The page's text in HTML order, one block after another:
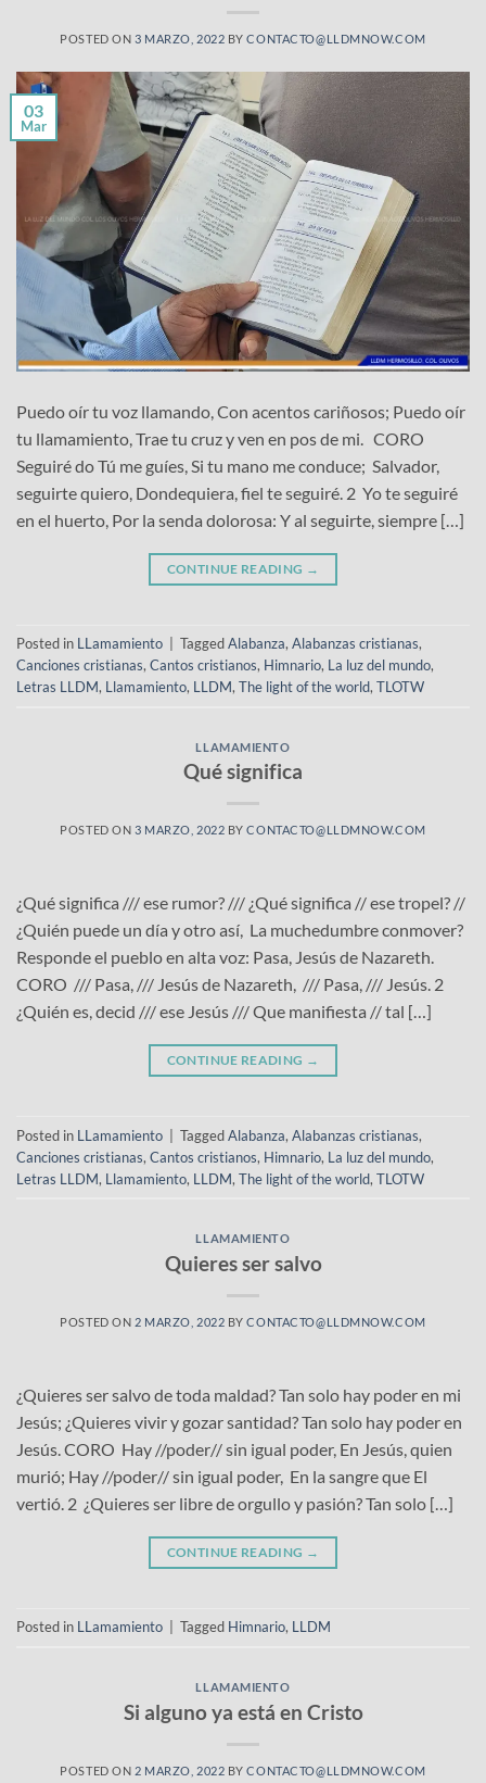
POSTED ON 3 MARZO, 2022 BYCONTACTO@LLDMNOW.COM
03
Mar
Puedo oír tu voz llamando, Con acentos cariñosos; Puedo oír
tu llamamiento, Trae tu cruz y ven en pos de mi. CORO
Seguiré do Tú me guíes, Si tu mano me conduce; Salvador,
seguirte quiero, Dondequiera, fiel te seguiré. 2 Yo te seguiré
en el huerto, Por la senda dolorosa: Y al seguirte, siempre […]
CONTINUE READING →
Posted in LLamamiento TaggedAlabanza, Alabanzas cristianas,
Canciones cristianas, Cantos cristianos, Himnario, La luz del mundo,
Letras LLDM, Llamamiento, LLDM, The light of the world, TLOTW
LLAMAMIENTO
Qué significa
POSTED ON 3 MARZO, 2022 BYCONTACTO@LLDMNOW.COM
¿Qué significa /// ese rumor? /// ¿Qué significa // ese tropel? //
¿Quién puede un día y otro así, La muchedumbre conmover?
Responde el pueblo en alta voz: Pasa, Jesús de Nazareth.
CORO /// Pasa, /// Jesús de Nazareth, /// Pasa, /// Jesús. 2
¿Quién es, decid /// ese Jesús /// Que manifiesta // tal […]
CONTINUE READING →
Posted in LLamamiento TaggedAlabanza, Alabanzas cristianas,
Canciones cristianas, Cantos cristianos, Himnario, La luz del mundo,
Letras LLDM, Llamamiento, LLDM, The light of the world, TLOTW
LLAMAMIENTO
Quieres ser salvo
POSTED ON 2 MARZO, 2022 BYCONTACTO@LLDMNOW.COM
¿Quieres ser salvo de toda maldad? Tan solo hay poder en mi
Jesús; ¿Quieres vivir y gozar santidad? Tan solo hay poder en
Jesús. CORO Hay //poder// sin igual poder, En Jesús, quien
murió; Hay //poder// sin igual poder, En la sangre que El
vertió. 2 ¿Quieres ser libre de orgullo y pasión? Tan solo […]
CONTINUE READING →
Posted in LLamamiento Tagged Himnario, LLDM
LLAMAMIENTO
Si alguno ya está en Cristo
POSTED ON 2 MARZO, 2022 BYCONTACTO@LLDMNOW.COM